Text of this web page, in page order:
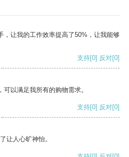
，让我的工作效率提高了50%，让我能够
支持[0] 反对[0]
以满足我所有的购物需求。
支持[0] 反对[0]
让人心旷神怡。